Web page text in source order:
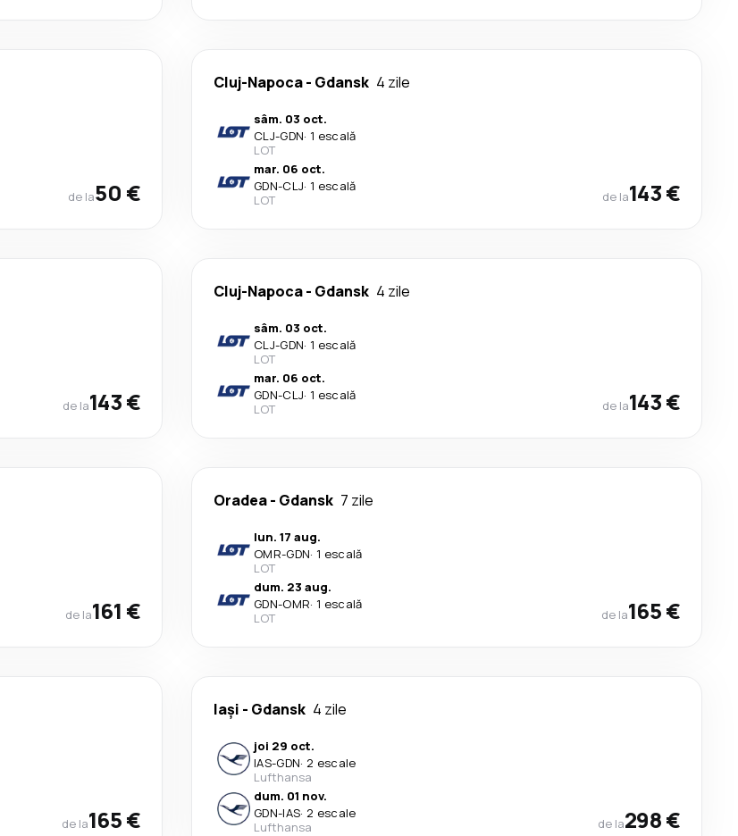
de la50 €
Cluj-Napoca- Gdansk 4 zile
sâm. 03 oct.
CLJ-GDN· 1 escală
LOT
mar. 06 oct.
GDN-CLJ· 1 escală
LOT
de la143 €
de la143 €
Cluj-Napoca- Gdansk 4 zile
sâm. 03 oct.
CLJ-GDN· 1 escală
LOT
mar. 06 oct.
GDN-CLJ· 1 escală
LOT
de la143 €
de la161 €
Oradea- Gdansk 7 zile
lun. 17 aug.
OMR-GDN· 1 escală
LOT
dum. 23 aug.
GDN-OMR· 1 escală
LOT
de la165 €
de la165 €
Iași - Gdansk 4 zile
joi 29 oct.
IAS-GDN· 2 escale
Lufthansa
dum. 01 nov.
GDN-IAS· 2 escale
Lufthansa
de la298 €